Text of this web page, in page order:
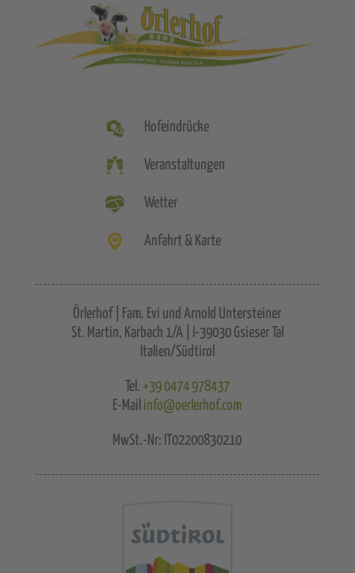
Hofeindrücke
Veranstaltungen
Wetter
Anfahrt & Karte
Örlerhof | Fam. Evi und Arnold Untersteiner
St. Martin, Karbach 1/A | I-39030 Gsieser Tal
Italien/Südtirol
Tel. +39 0474 978437
E-Mail info@oerlerhof.com
MwSt.-Nr: IT02200830210